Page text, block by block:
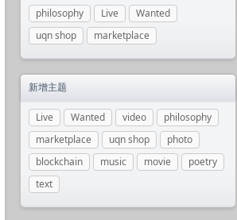
philosophy
Live
Wanted
uqn shop
marketplace
新增主题
Live Wanted video
philosophy
marketplace
uqn shop
photo
blockchain
music movie
poetry
text